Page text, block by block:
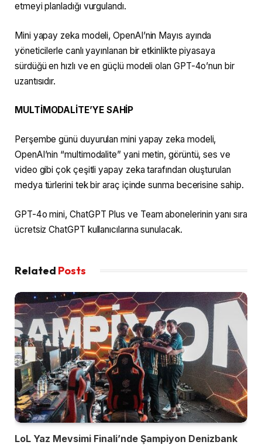
etmeyi planladığı vurgulandı.
Mini yapay zeka modeli, OpenAI’nin Mayıs ayında
yöneticilerle canlı yayınlanan bir etkinlikte piyasaya
sürdüğü en hızlı ve en güçlü modeli olan GPT-4o’nun bir
uzantısıdır.
MULTİMODALİTE’YE SAHİP
Perşembe günü duyurulan mini yapay zeka modeli,
OpenAI’nin “multimodalite” yani metin, görüntü, ses ve
video gibi çok çeşitli yapay zeka tarafından oluşturulan
medya türlerini tek bir araç içinde sunma becerisine sahip.
GPT-4o mini, ChatGPT Plus ve Team abonelerinin yanı sıra
ücretsiz ChatGPT kullanıcılarına sunulacak.
Related Posts
LoL Yaz Mevsimi Finali’nde Şampiyon Denizbank